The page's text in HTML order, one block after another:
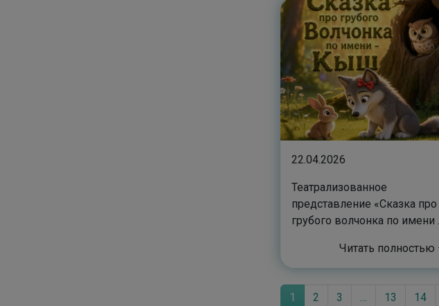
22.04.2026
Театрализованное
представление «Сказка про
грубого волчонка по имени –
Читать полностью
1 2 3 13 14